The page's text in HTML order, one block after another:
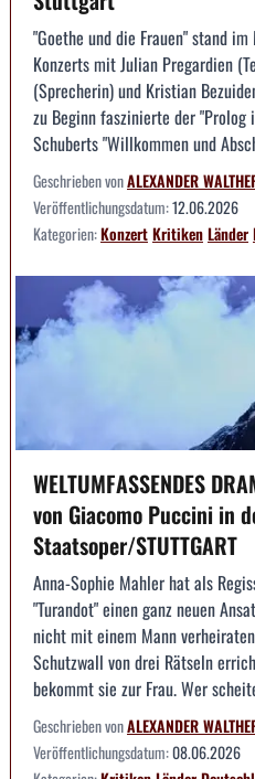
"Goethe und die Frauen" stand
Konzerts mit Julian Pregardien
(Sprecherin) und Kristian
zu Beginn faszinierte der "Prolog
Schuberts "Willkommen und
Geschrieben vonALEXANDER
Veröffentlichungsdatum:12.06.2026
Kategorien:KonzertKritikenLänder
WELTUMFASSENDES
von Giacomo Puccini in
Staatsoper/STUTTGART
Anna-Sophie Mahler hat als
"Turandot" einen ganz neuen
nicht mit einem Mann
Schutzwall von drei Rätseln
bekommt sie zur Frau. Wer
Geschrieben vonALEXANDER
Veröffentlichungsdatum:08.06.2026